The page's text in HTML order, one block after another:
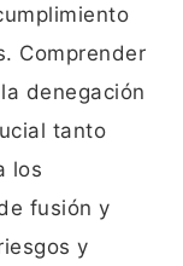
Comprender
denegación
tanto
los
fusión y
y